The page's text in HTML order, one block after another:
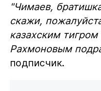
"Чимаев,
скажи,
казахским
Рахмоновым
подписчик.